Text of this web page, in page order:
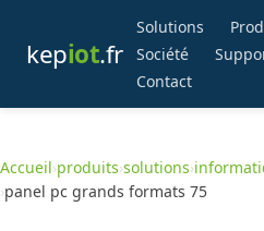
kepiot.fr
Solutions
Société
Contact
Accueil›produits›solutions›
›panel pc grands formats 75